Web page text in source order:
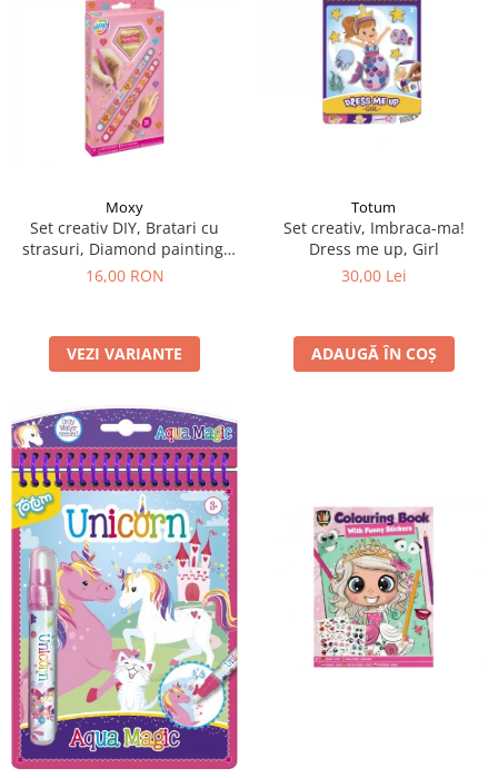
Moxy
Set creativ DIY, Bratari cu
strasuri, Diamond painting,
roz
16,00 RON
VEZI VARIANTE
Totum
Set creativ, Imbraca-ma!
Dress me up, Girl
30,00 Lei
ADAUGĂ ÎN COȘ